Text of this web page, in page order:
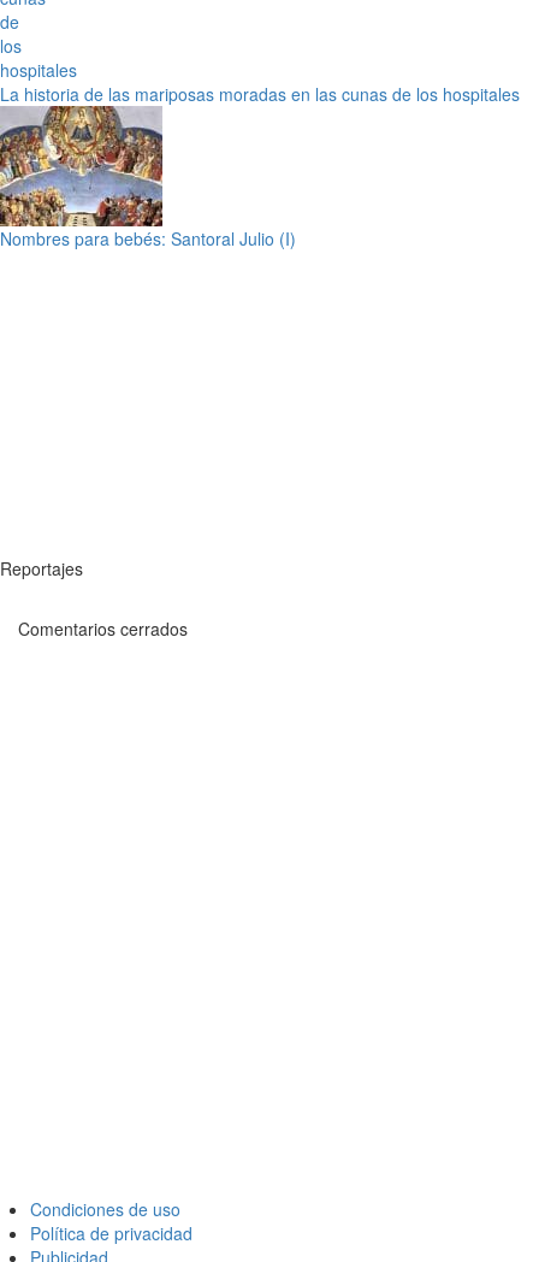
La historia de las mariposas moradas en las cunas de los hospitales
Nombres para bebés: Santoral Julio (I)
Reportajes
Comentarios cerrados
Condiciones de uso
Política de privacidad